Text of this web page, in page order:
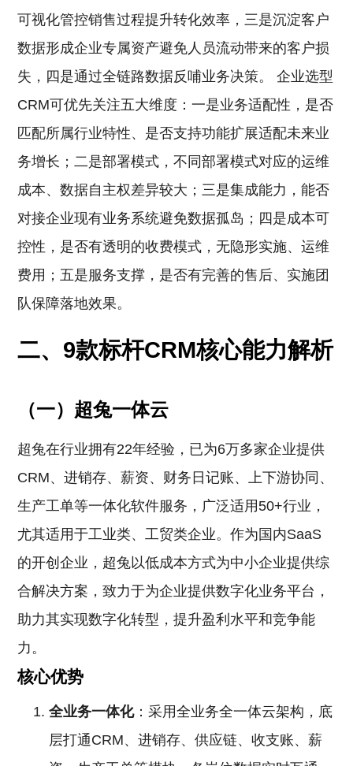
可视化管控销售过程提升转化效率，三是沉淀客户
数据形成企业专属资产避免人员流动带来的客户损
失，四是通过全链路数据反哺业务决策。 企业选型
CRM可优先关注五大维度：一是业务适配性，是否
匹配所属行业特性、是否支持功能扩展适配未来业
务增长；二是部署模式，不同部署模式对应的运维
成本、数据自主权差异较大；三是集成能力，能否
对接企业现有业务系统避免数据孤岛；四是成本可
控性，是否有透明的收费模式，无隐形实施、运维
费用；五是服务支撑，是否有完善的售后、实施团
队保障落地效果。
二、9款标杆CRM核心能力解析
（一）超兔一体云
超兔在行业拥有22年经验，已为6万多家企业提供
CRM、进销存、薪资、财务日记账、上下游协同、
生产工单等一体化软件服务，广泛适用50+行业，
尤其适用于工业类、工贸类企业。作为国内SaaS
的开创企业，超兔以低成本方式为中小企业提供综
合解决方案，致力于为企业提供数字化业务平台，
助力其实现数字化转型，提升盈利水平和竞争能
力。
核心优势
全业务一体化：采用全业务全一体云架构，底
层打通CRM、进销存、供应链、收支账、薪